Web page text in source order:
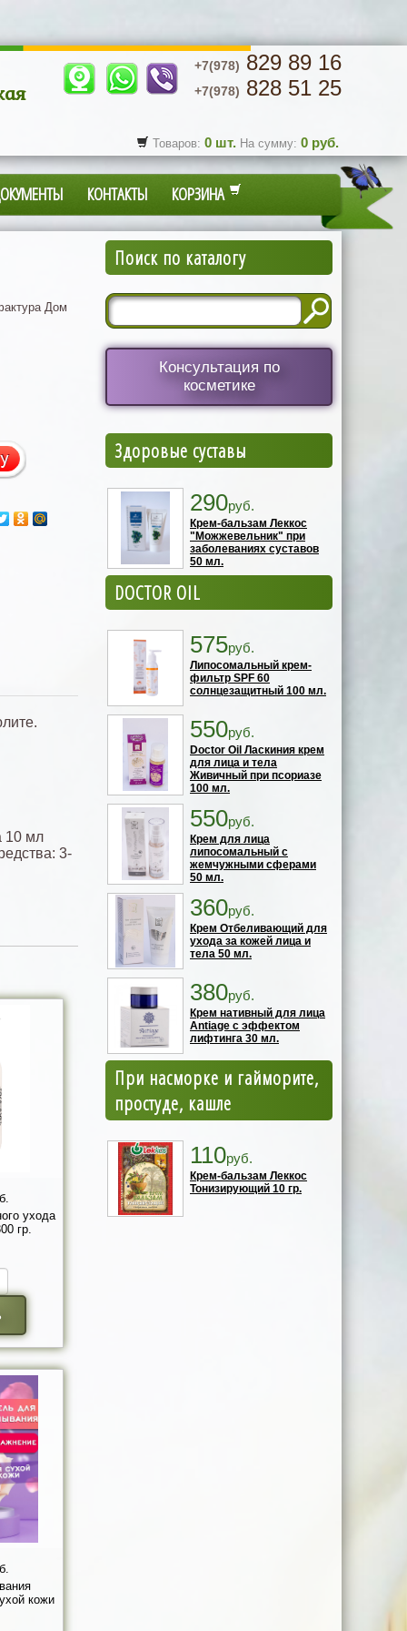
+7(978) 829 89 16
+7(978) 828 51 25
Товаров: 0 шт. На сумму: 0 руб.
КОНТАКТЫ КОРЗИНА
Дом
10 мл
3-
ухода
гр.
кожи
Поиск по каталогу
Консультация по
косметике
Здоровые суставы
290руб.
Крем-бальзам Леккос
"Можжевельник" при
заболеваниях суставов
50 мл.
DOCTOR OIL
575руб.
Липосомальный крем-
фильтр SPF 60
солнцезащитный 100 мл.
550руб.
Doctor Oil Ласкиния крем
для лица и тела
Живичный при псориазе
100 мл.
550руб.
Крем для лица
липосомальный с
жемчужными сферами
50 мл.
360руб.
Крем Отбеливающий для
ухода за кожей лица и
тела 50 мл.
380руб.
Крем нативный для лица
Antiage с эффектом
лифтинга 30 мл.
При насморке и гайморите,
простуде, кашле
110руб.
Крем-бальзам Леккос
Тонизирующий 10 гр.